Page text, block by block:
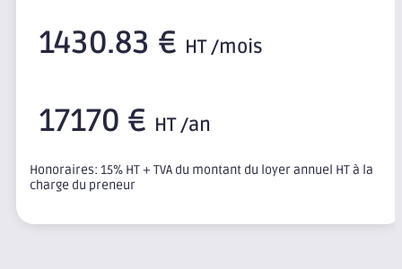
1430.83 € HT /mois
17170 € HT /an
Honoraires: 15% HT + TVA du montant du loyer annuel HT à la
charge du preneur